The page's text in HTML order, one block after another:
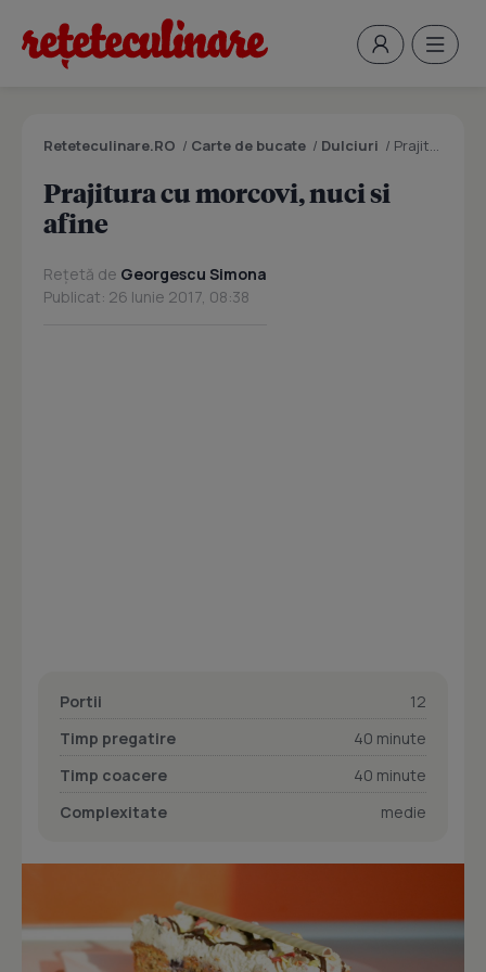
Reteteculinare.RO / Carte de bucate / Dulciuri / Prajitura cu morcovi, nuci si afine
Prajitura cu morcovi, nuci si
afine
Rețetă de Georgescu Simona
Publicat: 26 Iunie 2017, 08:38
Portii
12
Timp pregatire
40 minute
Timp coacere
40 minute
Complexitate
medie